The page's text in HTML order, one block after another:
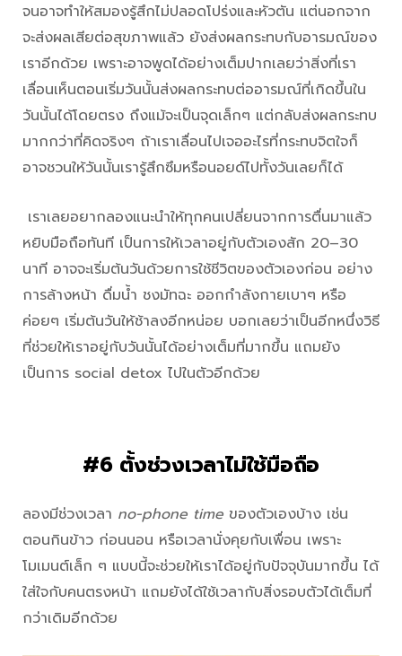
จนอาจทำให้สมองรู้สึกไม่ปลอดโปร่งและหัวตัน แต่นอกจาก
จะส่งผลเสียต่อสุขภาพแล้ว ยังส่งผลกระทบกับอารมณ์ของ
เราอีกด้วย เพราะอาจพูดได้อย่างเต็มปากเลยว่าสิ่งที่เรา
เลื่อนเห็นตอนเริ่มวันนั้นส่งผลกระทบต่ออารมณ์ที่เกิดขึ้นใน
วันนั้นได้โดยตรง ถึงแม้จะเป็นจุดเล็กๆ แต่กลับส่งผลกระทบ
มากกว่าที่คิดจริงๆ ถ้าเราเลื่อนไปเจออะไรที่กระทบจิตใจก็
อาจชวนให้วันนั้นเรารู้สึกซึมหรือนอยด์ไปทั้งวันเลยก็ได้
เราเลยอยากลองแนะนำให้ทุกคนเปลี่ยนจากการตื่นมาแล้ว
หยิบมือถือทันที เป็นการให้เวลาอยู่กับตัวเองสัก 20–30
นาที อาจจะเริ่มต้นวันด้วยการใช้ชีวิตของตัวเองก่อน อย่าง
การล้างหน้า ดื่มน้ำ ชงมัทฉะ ออกกำลังกายเบาๆ หรือ
ค่อยๆ เริ่มต้นวันให้ช้าลงอีกหน่อย บอกเลยว่าเป็นอีกหนึ่งวิธี
ที่ช่วยให้เราอยู่กับวันนั้นได้อย่างเต็มที่มากขึ้น แถมยัง
เป็นการ social detox ไปในตัวอีกด้วย
#6 ตั้งช่วงเวลาไม่ใช้มือถือ
ลองมีช่วงเวลา no-phone time ของตัวเองบ้าง เช่น
ตอนกินข้าว ก่อนนอน หรือเวลานั่งคุยกับเพื่อน เพราะ
โมเมนต์เล็ก ๆ แบบนี้จะช่วยให้เราได้อยู่กับปัจจุบันมากขึ้น ได้
ใส่ใจกับคนตรงหน้า แถมยังได้ใช้เวลากับสิ่งรอบตัวได้เต็มที่
กว่าเดิมอีกด้วย